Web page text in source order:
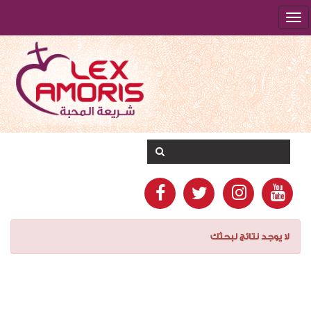
لا يوجد نتائج لبحثك